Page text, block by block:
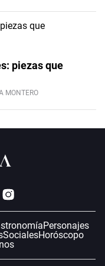
piezas que
MONTERO
Personajes
SocialesHoróscopo